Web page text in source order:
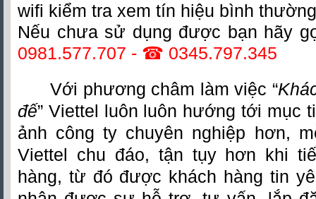
wifi kiểm tra xem tín hiệu bình
Nếu chưa sử dụng được bạn hãy
0981.577.707 - ☎ 0345.797.345
Với phương châm làm việc “
đế” Viettel luôn luôn hướng tới mục
ảnh công ty chuyên nghiệp hơn,
Viettel chu đáo, tận tụy hơn khi
hàng, từ đó được khách hàng tin